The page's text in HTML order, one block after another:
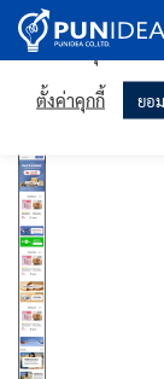
Skipเราใช้คุกกี้ในเว็บ
มากที่สุดโดยจดจ
แสดงว่าคุณยินยอม
ตั้งค่าคุกกี้ ยอ